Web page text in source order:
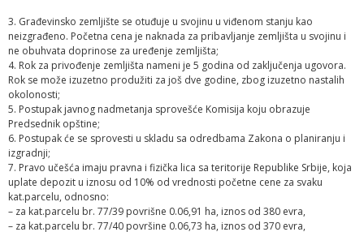
3. Građevinsko zemljište se otuđuje u svojinu u viđenom stanju kao
neizgrađeno. Početna cena je naknada za pribavljanje zemljišta u svojinu i
ne obuhvata doprinose za uređenje zemljišta;
4. Rok za privođenje zemljišta nameni je 5 godina od zaključenja ugovora.
Rok se može izuzetno produžiti za još dve godine, zbog izuzetno nastalih
okolonosti;
5. Postupak javnog nadmetanja sprovešće Komisija koju obrazuje
Predsednik opštine;
6. Postupak će se sprovesti u skladu sa odredbama Zakona o planiranju i
izgradnji;
7. Pravo učešća imaju pravna i fizička lica sa teritorije Republike Srbije, koja
uplate depozit u iznosu od 10% od vrednosti početne cene za svaku
kat.parcelu, odnosno:
– za kat.parcelu br. 77/39 povrišne 0.06,91 ha, iznos od 380 evra,
– za kat.parcelu br. 77/40 površine 0.06,73 ha, iznos od 370 evra,